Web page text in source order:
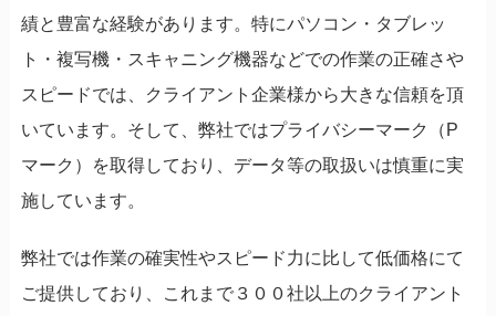
績と豊富な経験があります。特にパソコン・タブレッ
ト・複写機・スキャニング機器などでの作業の正確さや
スピードでは、クライアント企業様から大きな信頼を頂
いています。そして、弊社ではプライバシーマーク（P
マーク）を取得しており、データ等の取扱いは慎重に実
施しています。
弊社では作業の確実性やスピード力に比して低価格にて
ご提供しており、これまで３００社以上のクライアント